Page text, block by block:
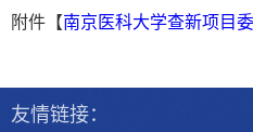
附件【南京医科大学查新项目
友情链接：